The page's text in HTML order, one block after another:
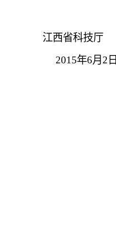
省科技厅
年6月 2 日